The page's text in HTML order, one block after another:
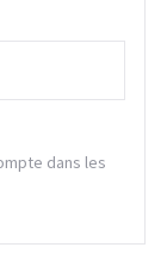
dans les